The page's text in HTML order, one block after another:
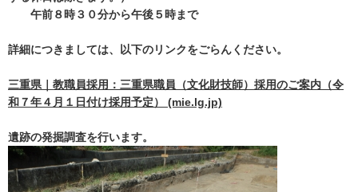
午前８時３０分から午後５時まで
詳細につきましては、以下のリンクをごらんください。
三重県｜教職員採用：三重県職員（文化財技師）採用のご案内（令
和７年４月１日付け採用予定） (mie.lg.jp)
遺跡の発掘調査を行います。